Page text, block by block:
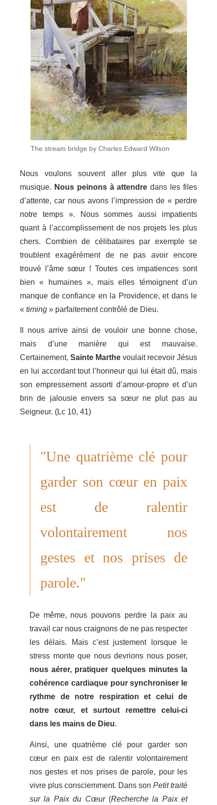
The stream bridge by Charles Edward Wilson
Nous voulons souvent aller plus vite que la
musique. Nous peinons à attendre dans les files
d’attente, car nous avons l’impression de « perdre
notre temps ». Nous sommes aussi impatients
quant à l’accomplissement de nos projets les plus
chers. Combien de célibataires par exemple se
troublent exagérément de ne pas avoir encore
trouvé l’âme sœur ! Toutes ces impatiences sont
bien « humaines », mais elles témoignent d’un
manque de confiance en la Providence, et dans le
« timing » parfaitement contrôlé de Dieu.
Il nous arrive ainsi de vouloir une bonne chose,
mais d’une manière qui est mauvaise.
Certainement, Sainte Marthe voulait recevoir Jésus
en lui accordant tout l’honneur qui lui était dû, mais
son empressement assorti d’amour-propre et d’un
brin de jalousie envers sa sœur ne plut pas au
Seigneur. (Lc 10, 41)
"Une quatrième clé pour
garder son cœur en paix
est de ralentir
volontairement nos
gestes et nos prises de
parole."
De même, nous pouvons perdre la paix au
travail car nous craignons de ne pas respecter
les délais. Mais c’est justement lorsque le
stress monte que nous devrions nous poser,
nous aérer, pratiquer quelques minutes la
cohérence cardiaque pour synchroniser le
rythme de notre respiration et celui de
notre cœur, et surtout remettre celui-ci
dans les mains de Dieu.
Ainsi, une quatrième clé pour garder son
cœur en paix est de ralentir volontairement
nos gestes et nos prises de parole, pour les
vivre plus consciemment. Dans son Petit traité
sur la Paix du Cœur(Recherche la Paix et